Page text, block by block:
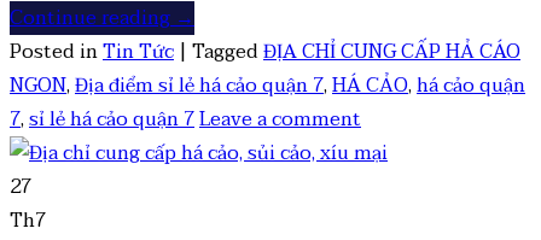
Continue reading→
Posted inTin Tức | TaggedĐỊA CHỈ CUNG CẤP HẢ CÁO
NGON,Địa điểm sỉ lẻ há cảo quận 7,HÁ CẢO,há cảo quận
7,sỉ lẻ há cảo quận 7Leave a comment
27
Th7